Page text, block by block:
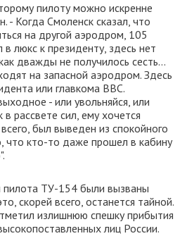
пилоту можно искренне
- Когда Смоленск сказал, что
на другой аэродром, 105
люкс к президенту, здесь нет
дважды не получилось сесть...
на запасной аэродром. Здесь
или главкома ВВС.
- или увольняйся, или
рассвете сил, ему хочется
был выведен из спокойного
что кто-то даже прошел в кабину
ТУ-154 были вызваны
скорей всего, останется тайной.
излишнюю спешку прибытия
лиц России.